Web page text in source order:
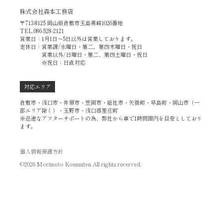
株式会社森本工務店
〒713-8125 岡山県倉敷市玉島勇崎1026番地
TEL.086-528-2121
営業日：1月1日～5日以外は営業しております。
定休日：営業課/水曜日・第二、第四木曜日・祝日
営業以外/日曜日・第二、第四土曜日・祝日
※祝日：日直対応
対応エリア
倉敷市・浅口市・井原市・笠岡市・総社市・矢掛町・早島町・岡山市（一
部エリア除く）・玉野市・浅口郡里庄町
※迅速なアフターサポートの為、弊社から車で1時間圏内を目安としており
ます。
個人情報保護方針
©2026 Morimoto Koumuten All rights recerved.